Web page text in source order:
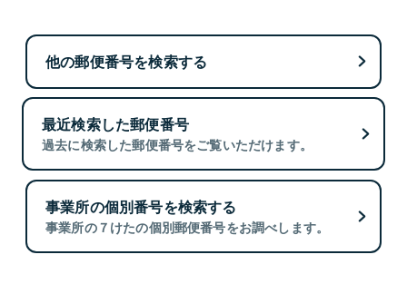
他の郵便番号を検索する
最近検索した郵便番号
過去に検索した郵便番号をご覧いただけます。
事業所の個別番号を検索する
事業所の７けたの個別郵便番号をお調べします。